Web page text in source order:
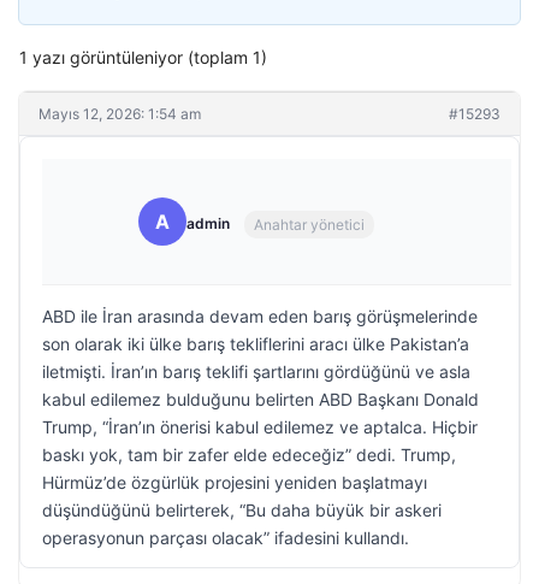
1 yazı görüntüleniyor (toplam 1)
Mayıs 12, 2026: 1:54 am #15293
A admin Anahtar yönetici
ABD ile İran arasında devam eden barış görüşmelerinde
son olarak iki ülke barış tekliflerini aracı ülke Pakistan’a
iletmişti. İran’ın barış teklifi şartlarını gördüğünü ve asla
kabul edilemez bulduğunu belirten ABD Başkanı Donald
Trump, “İran’ın önerisi kabul edilemez ve aptalca. Hiçbir
baskı yok, tam bir zafer elde edeceğiz” dedi. Trump,
Hürmüz’de özgürlük projesini yeniden başlatmayı
düşündüğünü belirterek, “Bu daha büyük bir askeri
operasyonun parçası olacak” ifadesini kullandı.